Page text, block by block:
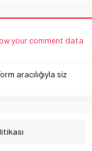
your comment data
aracılığıyla siz